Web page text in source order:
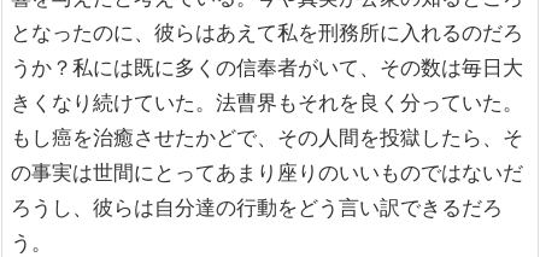
となったのに、彼らはあえて私を刑務所に入れるのだろ
うか？私には既に多くの信奉者がいて、その数は毎日大
きくなり続けていた。法曹界もそれを良く分っていた。
もし癌を治癒させたかどで、その人間を投獄したら、そ
の事実は世間にとってあまり座りのいいものではないだ
ろうし、彼らは自分達の行動をどう言い訳できるだろ
う。